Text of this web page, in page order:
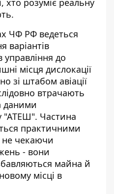
хто розуміє реальну
ЧФ РФ ведеться
варіантів
управління до
місця дислокації
зі штабом авіації
втрачають
даними
"АТЕШ". Частина
практичними
не чекаючи
- вони
майна й
місці в